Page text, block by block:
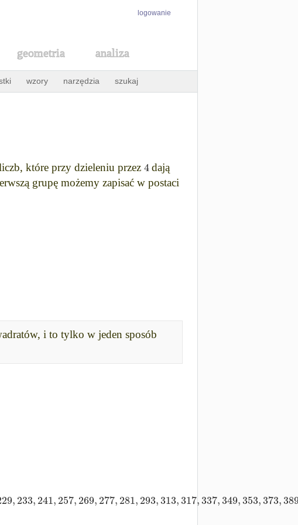
logowanie
geometria analiza
wzory narzędzia szukaj
które przy dzieleniu przez 4dają
grupę możemy zapisać w postaci
i to tylko w jeden sposób
,233,241,257,269,277,281,293,313,317,337,349,353,373,